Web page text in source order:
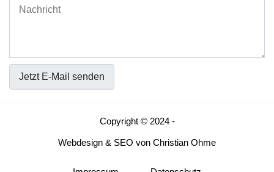
Jetzt E-Mail senden
Copyright © 2024 -
Webdesign & SEO von Christian Ohme